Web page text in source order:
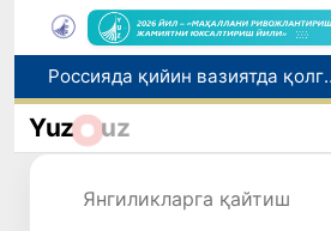
2030 йилгача хавфли чиқиндиларни қайта ишлаш даражаси 20 фоизга етказилади
Ўзбекистон илк бор Халқаро информатика
Yuz uz
Янгиликларга қайтиш